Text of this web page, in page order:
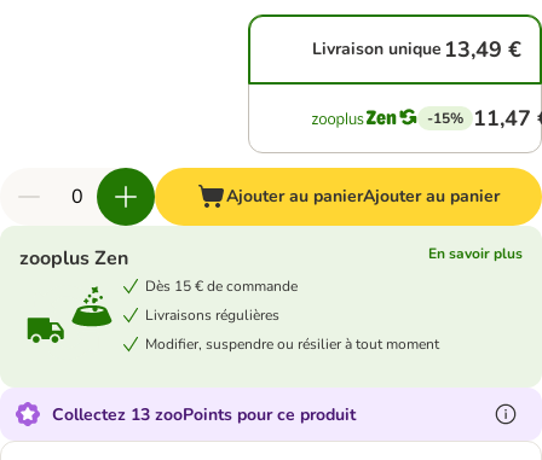
Livraison unique 13,49 €
-15% 11,47
Ajouter au panierAjouter au panier
zooplus Zen
En savoir plus
Dès 15 € de commande
Livraisons régulières
Modifier, suspendre ou résilier à tout moment
Collectez 13 zooPoints pour ce produit